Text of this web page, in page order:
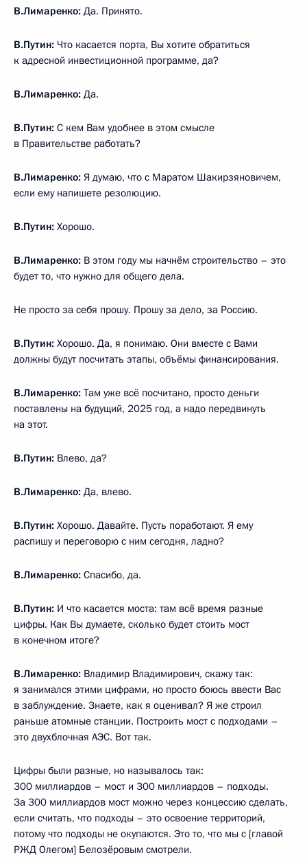
В.Лимаренко: Да. Принято.
В.Путин: Что касается порта, Вы хотите обратиться
к адресной инвестиционной программе, да?
В.Лимаренко: Да.
В.Путин: С кем Вам удобнее в этом смысле
в Правительстве работать?
В.Лимаренко: Я думаю, что с Маратом Шакирзяновичем,
если ему напишете резолюцию.
В.Путин: Хорошо.
В.Лимаренко: В этом году мы начнём строительство – это
будет то, что нужно для общего дела.
Не просто за себя прошу. Прошу за дело, за Россию.
В.Путин: Хорошо. Да, я понимаю. Они вместе с Вами
должны будут посчитать этапы, объёмы финансирования.
В.Лимаренко: Там уже всё посчитано, просто деньги
поставлены на будущий, 2025 год, а надо передвинуть
на этот.
В.Путин: Влево, да?
В.Лимаренко: Да, влево.
В.Путин: Хорошо. Давайте. Пусть поработают. Я ему
распишу и переговорю с ним сегодня, ладно?
В.Лимаренко: Спасибо, да.
В.Путин: И что касается моста: там всё время разные
цифры. Как Вы думаете, сколько будет стоить мост
в конечном итоге?
В.Лимаренко: Владимир Владимирович, скажу так:
я занимался этими цифрами, но просто боюсь ввести Вас
в заблуждение. Знаете, как я оценивал? Я же строил
раньше атомные станции. Построить мост с подходами –
это двухблочная АЭС. Вот так.
Цифры были разные, но называлось так:
300 миллиардов – мост и 300 миллиардов – подходы.
За 300 миллиардов мост можно через концессию сделать,
если считать, что подходы – это освоение территорий,
потому что подходы не окупаются. Это то, что мы с [главой
РЖД Олегом] Белозёровым смотрели.